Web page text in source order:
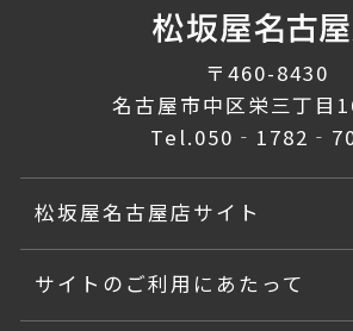
〒460-8430
名古屋市中区栄三丁目
Tel.
松坂屋名古屋店サイト
サイトのご利用にあたって